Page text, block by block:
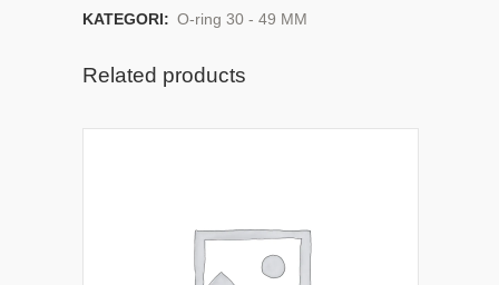
KATEGORI: O-ring 30 - 49 MM
Related products